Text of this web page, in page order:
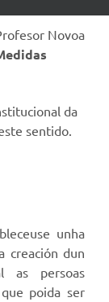
Novoa
da
sentido.
unha
creación dun
as persoas
poida ser